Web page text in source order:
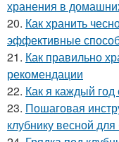
хранения в
20. Как хранить
эффективные
21. Как правильно
рекомендации
22. Как я каждый
23. Пошаговая
клубнику весной